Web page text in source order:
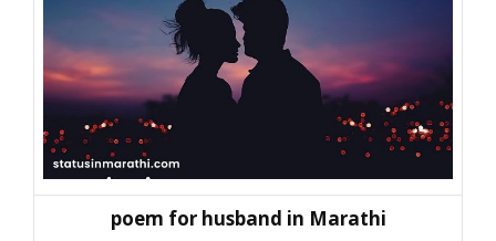
poem for husband in Marathi